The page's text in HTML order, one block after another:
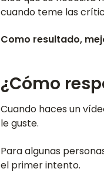
cuando teme las
Como resultado,
¿Cómo
Cuando haces un
le guste.
Para algunas
el primer intento.